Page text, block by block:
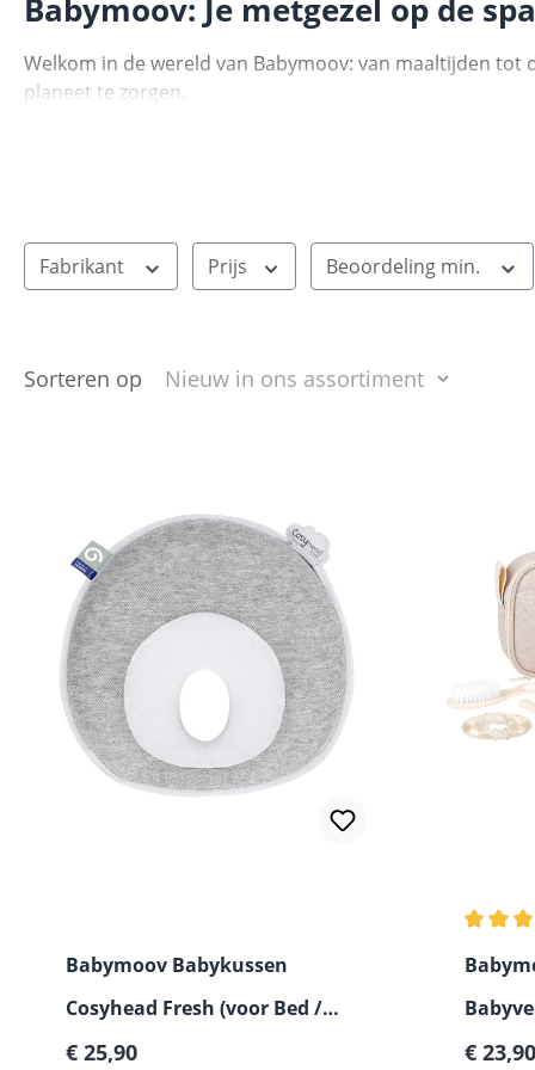
Babymoov: Je metgezel op de
Welkom in de wereld van Babymoov: van maaltijden
planeet te zorgen.
Fabrikant Prijs Beoordeling min.
Sorteren op
Babymoov Babykussen
Cosyhead Fresh (voor Bed /
Wipstoel / Schommel /
Normale prijs:
€ 25,90 € 23,90